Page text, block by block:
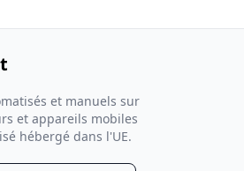
et manuels sur
et appareils mobiles
hébergé dans l'UE.